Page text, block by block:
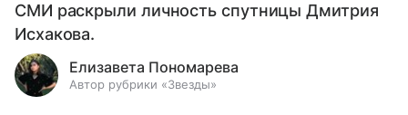
СМИ раскрыли личность спутницы Дмитрия
Исхакова.
Елизавета Пономарева
Автор рубрики «Звезды»